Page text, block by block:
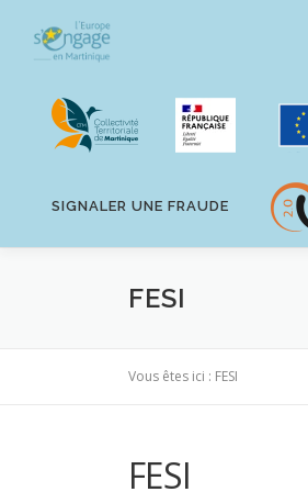
contenu
SIGNALER UNE FRAUDE
FESI
Vous êtes ici : FESI
FESI